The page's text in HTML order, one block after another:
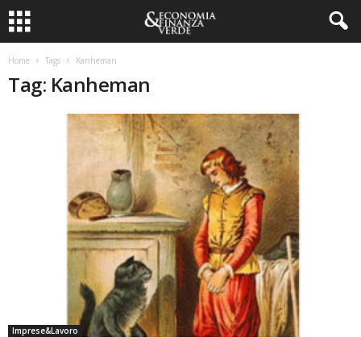
Home Tags Kanheman
Tag: Kanheman
Imprese&Lavoro